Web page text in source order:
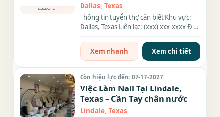
Dallas, Texas
Thông tin tuyển thợ cần biết Khu vực:
Dallas, Texas Liên lạc: (xxx) xxx-xxxx Địa
Xem nhanh
Xem chi tiết
Còn hiệu lực đến: 07-17-2027
Việc Làm Nail Tại Lindale,
Texas – Cần Tay chân nước
Lindale, Texas